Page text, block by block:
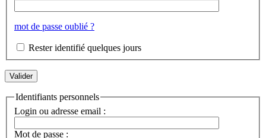
mot de passe oublié ?
Rester identifié quelques jours
Identifiants personnels
Login ou adresse email :
Mot de passe :